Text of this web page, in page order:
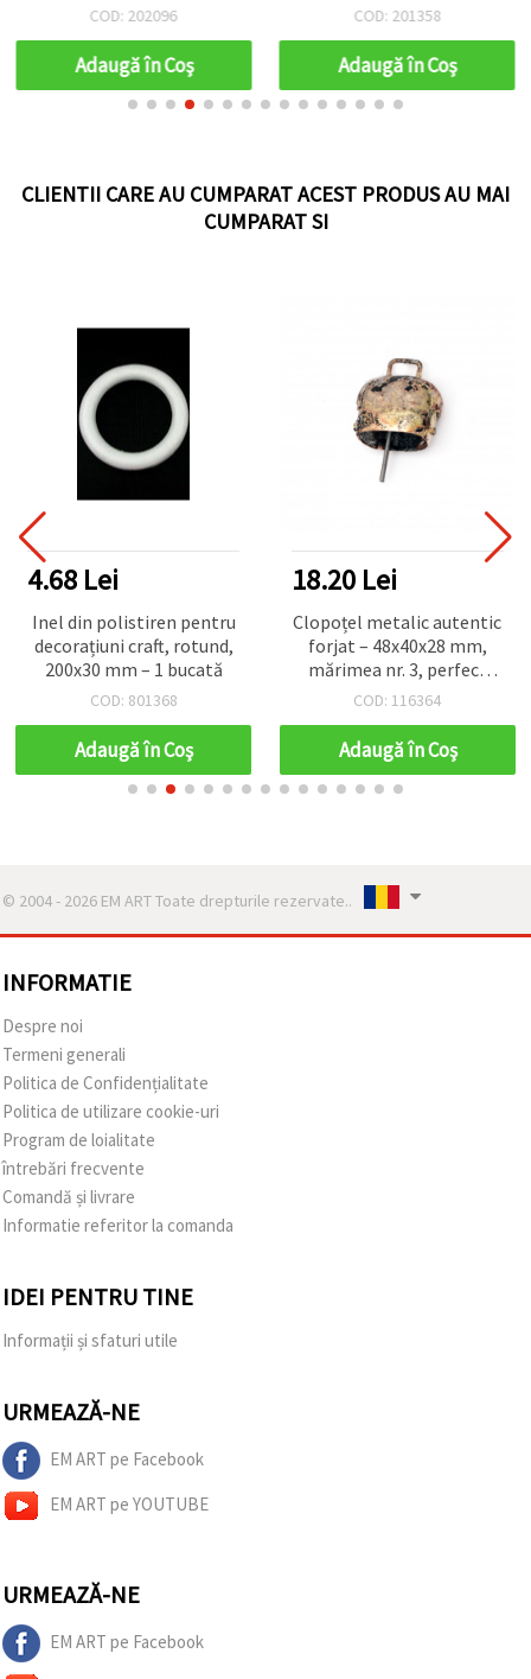
COD: 202096
Adaugă în Coş
COD: 201358
Adaugă în Coş
CLIENTII CARE AU CUMPARAT ACEST PRODUS AU MAI
CUMPARAT SI
4.68 Lei
Inel din polistiren pentru
decorațiuni craft, rotund,
200x30 mm – 1 bucată
COD: 801368
Adaugă în Coş
18.20 Lei
Clopoțel metalic autentic
forjat – 48x40x28 mm,
mărimea nr. 3, perfect
pentru decorațiuni
populare și proiecte
creative DIY și handmade
COD: 116364
Adaugă în Coş
© 2004 - 2026 EM ART Toate drepturile rezervate..
INFORMATIE
Despre noi
Termeni generali
Politica de Confidențialitate
Politica de utilizare cookie-uri
Program de loialitate
întrebări frecvente
Comandă și livrare
Informatie referitor la comanda
IDEI PENTRU TINE
Informații și sfaturi utile
URMEAZĂ-NE
EM ART pe Facebook
EM ART pe YOUTUBE
URMEAZĂ-NE
EM ART pe Facebook